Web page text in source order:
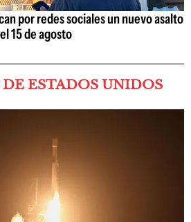
por redes sociales un nuevo asalto
15 de agosto
ESTADOS UNIDOS